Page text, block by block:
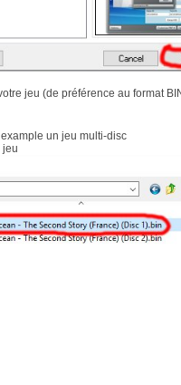
jeu (de préférence au format
un jeu multi-disc
jeu